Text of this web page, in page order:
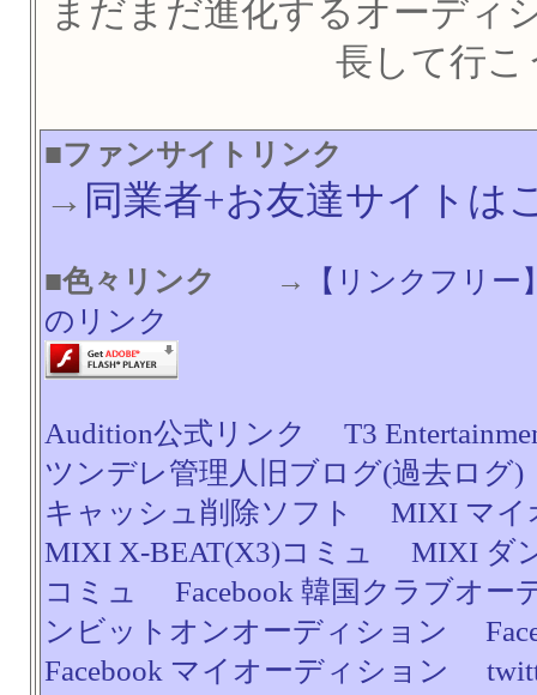
まだまだ進化するオーディ
長して行こ
■ファンサイトリンク
→ 同業者+お友達サイトは
■色々リンク →
【リンクフリ
のリンク
Audition公式リンク
T3
ツンデレ管理人旧ブログ(過去ログ)
キャッシュ削除ソフト
MIXI マイ
MIXI X-BEAT(X3)コミュ
MIXI ダ
コミュ
Facebook 韓国クラブオー
ンビットオンオーディション
Facebook マイオーディション